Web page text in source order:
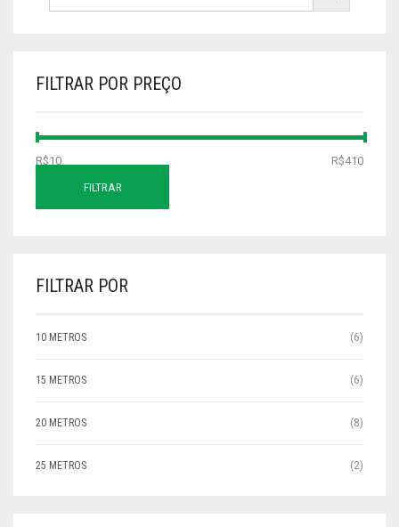
FILTRAR POR PREÇO
PREÇO
PREÇO
FILTRAR
R$10 R$410
FILTRAR POR
10 METROS (6)
15 METROS (6)
20 METROS (8)
25 METROS (2)